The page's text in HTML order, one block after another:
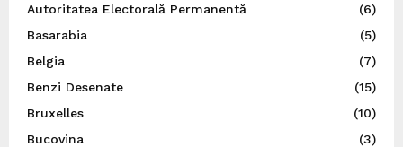
Autoritatea Electorală Permanentă
(6)
Basarabia
(5)
Belgia
(7)
Benzi Desenate
(15)
Bruxelles
(10)
Bucovina
(3)